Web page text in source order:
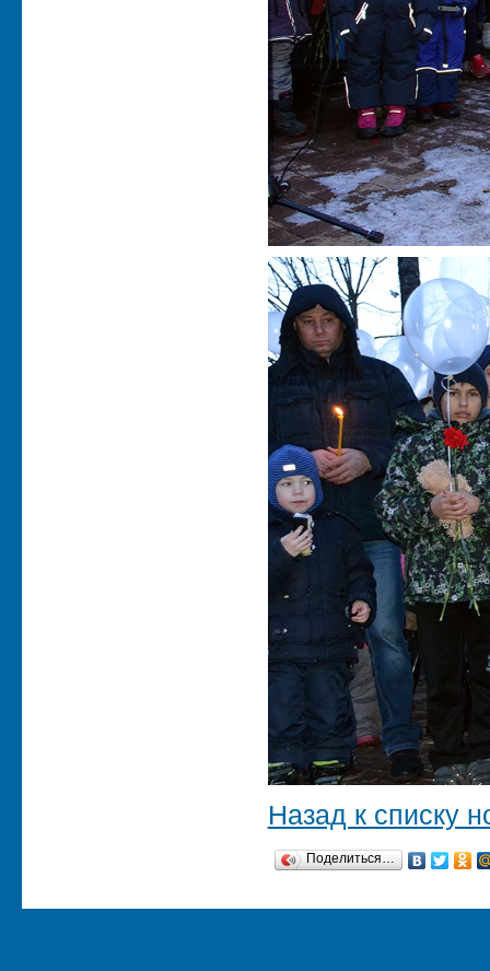
Назад к списку
Поделиться…